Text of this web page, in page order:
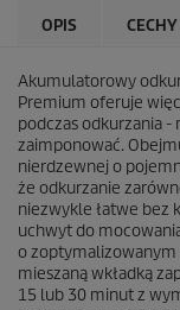
2
4
R
e
c
e
n
z
j
i
OPIS
Akumulatorowy
Premium oferuje
podczas odkurzania -
zaimponować.
nierdzewnej o
że odkurzanie
niezwykle łatwe bez
uchwyt do
o zoptymalizowanym
mieszaną wkładką
15 lub 30 minut z